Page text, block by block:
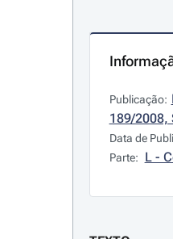
Publicação:
189/2008,
Data de
Parte: L -